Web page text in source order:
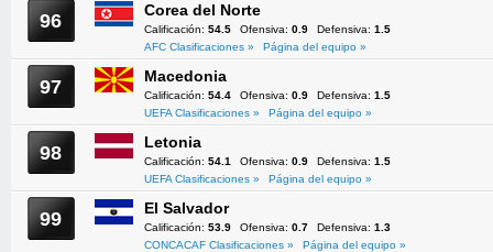
96 Corea del Norte
Calificación: 54.5 Ofensiva: 0.9 Defensiva: 1.5
AFC Clasificaciones »
Página del equipo »
97 Macedonia
Calificación: 54.4 Ofensiva: 0.9 Defensiva: 1.5
UEFA Clasificaciones »
Página del equipo »
98 Letonia
Calificación: 54.1 Ofensiva: 0.9 Defensiva: 1.5
UEFA Clasificaciones »
Página del equipo »
99 El Salvador
Calificación: 53.9 Ofensiva: 0.7 Defensiva: 1.3
CONCACAF Clasificaciones »
Página del equipo »